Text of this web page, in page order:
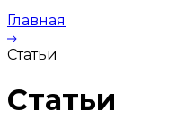
Главная
Статьи
Статьи